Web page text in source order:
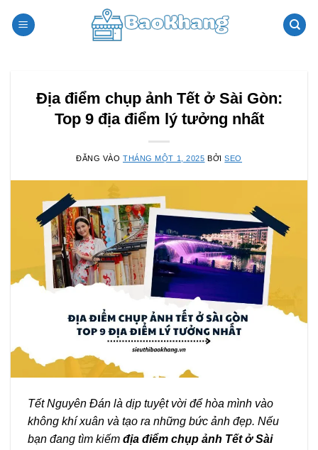
qua
Địa điểm chụp ảnh Tết ở Sài Gòn:
Top 9 địa điểm lý tưởng nhất
ĐĂNG VÀO THÁNG MỘT 1, 2025 BỞISEO
Tết Nguyên Đán là dịp tuyệt vời để hòa mình vào
không khí xuân và tạo ra những bức ảnh đẹp. Nếu
bạn đang tìm kiếm địa điểm chụp ảnh Tết ở Sài